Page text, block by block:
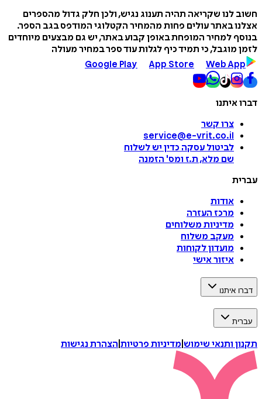
חשוב לנו שקריאה תהיה תענוג נגיש, ולכן חלק גדול מהספרים
אצלנו באתר עולים פחות מהמחיר הקטלוגי המודפס בגב הספר.
בנוסף למחיר המופחת באופן קבוע באתר, יש גם מבצעים מיוחדים
לזמן מוגבל, כי תמיד כיף לגלות עוד ספר במחיר מעולה
Google Play
App Store Web App
דברו איתנו
צרו קשר
service@e-vrit.co.il
לביטול עסקה כדין יש לשלוח
שם מלא, ת.ז ומס' הזמנה
עברית
אודות
מרכז העזרה
מדיניות משלוחים
מעקב משלוח
מועדון לקוחות
איזור אישי
דברו איתנו
עברית
תקנון ותנאי שימוש מדיניות פרטיות הצהרת נגישות